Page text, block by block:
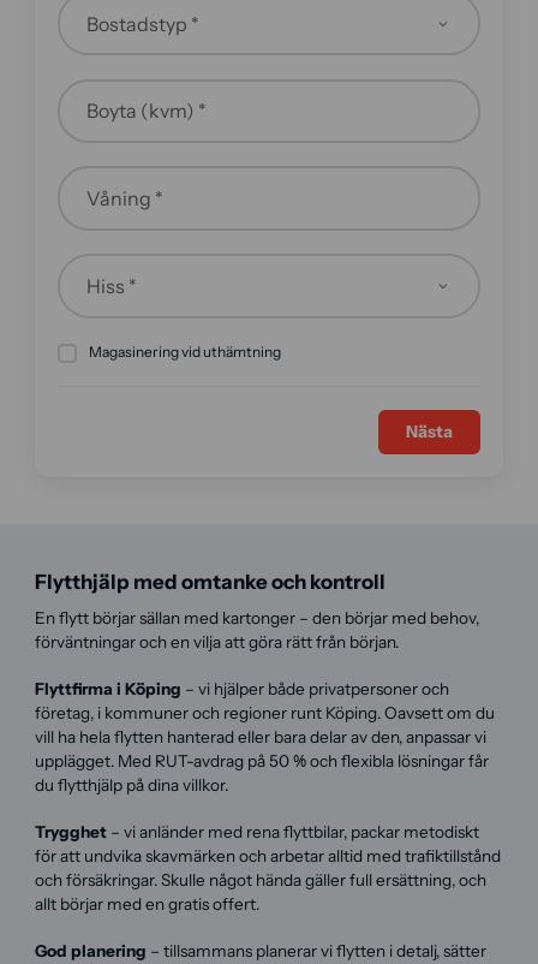
Boyta (kvm) *
Våning *
Magasinering vid uthämtning
Nästa
Flytthjälp med omtanke och kontroll
En flytt börjar sällan med kartonger – den börjar med behov,
förväntningar och en vilja att göra rätt från början.
Flyttfirma i Köping – vi hjälper både privatpersoner och
företag, i kommuner och regioner runt Köping. Oavsett om du
vill ha hela flytten hanterad eller bara delar av den, anpassar vi
upplägget. Med RUT-avdrag på 50 % och flexibla lösningar får
du flytthjälp på dina villkor.
Trygghet– vi anländer med rena flyttbilar, packar metodiskt
för att undvika skavmärken och arbetar alltid med trafiktillstånd
och försäkringar. Skulle något hända gäller full ersättning, och
allt börjar med en gratis offert.
God planering – tillsammans planerar vi flytten i detalj, sätter